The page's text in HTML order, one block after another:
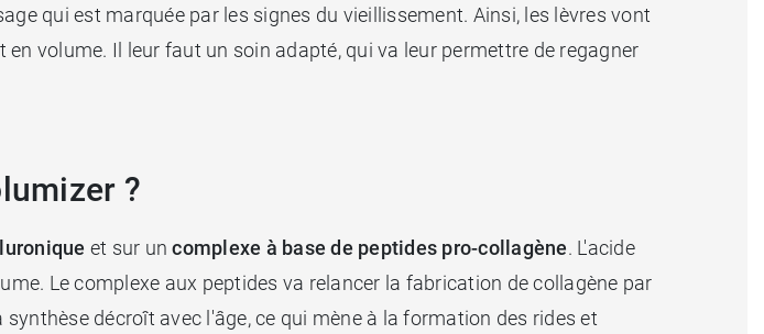
qui est marquée par les signes du vieillissement. Ainsi, les lèvres vont
en volume. Il leur faut un soin adapté, qui va leur permettre de regagner
?
et sur uncomplexe à base de peptides pro-collagène. L'acide
Le complexe aux peptides va relancer la fabrication de collagène par
décroît avec l'âge, ce qui mène à la formation des rides et